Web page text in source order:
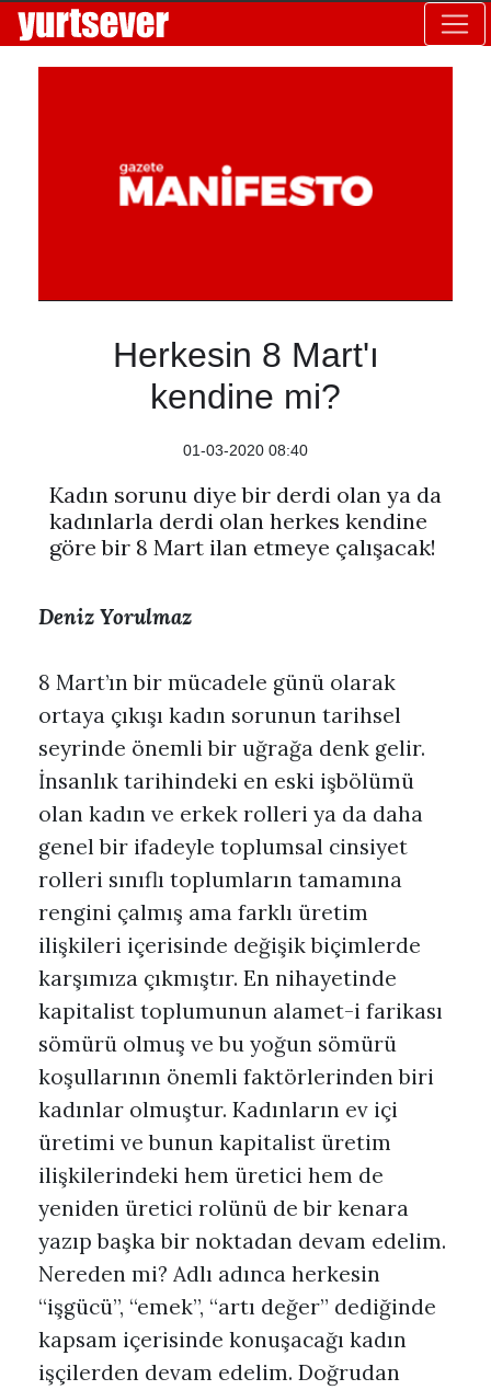
Herkesin 8 Mart'ı
kendine mi?
01-03-2020 08:40
Kadın sorunu diye bir derdi olan ya da
kadınlarla derdi olan herkes kendine
göre bir 8 Mart ilan etmeye çalışacak!
Deniz Yorulmaz
8 Mart’ın bir mücadele günü olarak
ortaya çıkışı kadın sorunun tarihsel
seyrinde önemli bir uğrağa denk gelir.
İnsanlık tarihindeki en eski işbölümü
olan kadın ve erkek rolleri ya da daha
genel bir ifadeyle toplumsal cinsiyet
rolleri sınıflı toplumların tamamına
rengini çalmış ama farklı üretim
ilişkileri içerisinde değişik biçimlerde
karşımıza çıkmıştır. En nihayetinde
kapitalist toplumunun alamet-i farikası
sömürü olmuş ve bu yoğun sömürü
koşullarının önemli faktörlerinden biri
kadınlar olmuştur. Kadınların ev içi
üretimi ve bunun kapitalist üretim
ilişkilerindeki hem üretici hem de
yeniden üretici rolünü de bir kenara
yazıp başka bir noktadan devam edelim.
Nereden mi? Adlı adınca herkesin
“işgücü”, “emek”, “artı değer” dediğinde
kapsam içerisinde konuşacağı kadın
işçilerden devam edelim. Doğrudan